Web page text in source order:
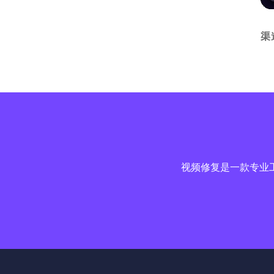
渠
视频修复是一款专业